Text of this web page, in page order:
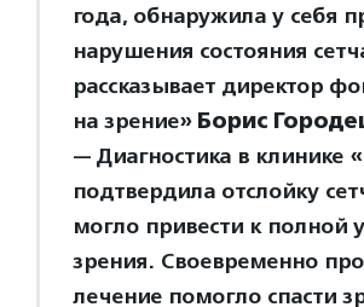
года, обнаружила у себя
нарушения состояния
рассказывает директор
на зрение» Борис
— Диагностика в клинике
подтвердила отслойку
могло привести к полной
зрения. Своевременно
лечение помогло спасти